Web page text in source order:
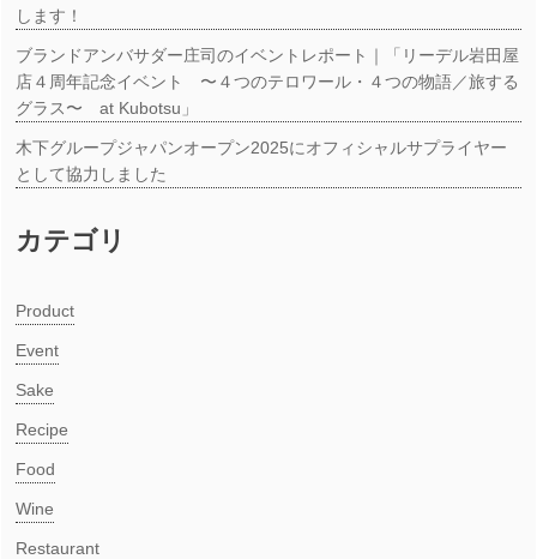
します！
ブランドアンバサダー庄司のイベントレポート｜「リーデル岩田屋
店４周年記念イベント 〜４つのテロワール・４つの物語／旅する
グラス〜 at Kubotsu」
木下グループジャパンオープン2025にオフィシャルサプライヤー
として協力しました
カテゴリ
Product
Event
Sake
Recipe
Food
Wine
Restaurant